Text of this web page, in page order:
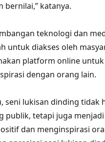
bernilai,” katanya.
teknologi dan
untuk diakses oleh
platform online
dengan orang lain.
seni lukisan dinding tidak
publik, tetapi juga
dan menginspirasi